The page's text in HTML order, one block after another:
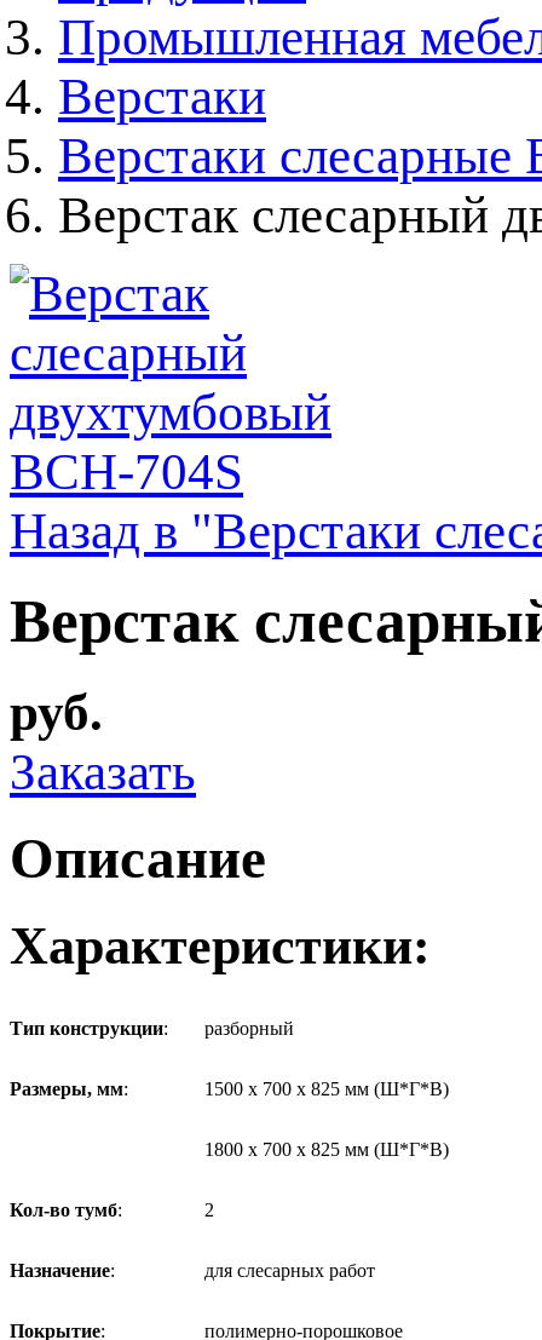
Промышленная
Верстаки
Верстаки
Верстак слесарный
Назад в "Верстаки
Верстак
руб.
Заказать
Описание
Характеристики:
Тип конструкции: разборный
Размеры, мм: 1500 х 700 х 825 мм (Ш*Г*В)
1800 х 700 х 825 мм (Ш*Г*В)
Кол-во тумб: 2
Назначение: для слесарных работ
Покрытие: полимерно-порошковое